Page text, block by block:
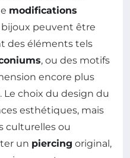
modifications
bijoux peuvent être
des éléments tels
, ou des motifs
encore plus
Le choix du design du
esthétiques, mais
culturelles ou
un piercing original,